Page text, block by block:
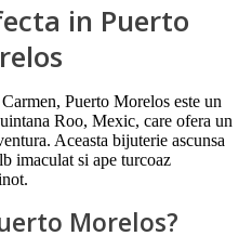
in Puerto
Puerto Morelos este un
Roo, Mexic, care ofera un
Aceasta bijuterie ascunsa
imaculat si ape turcoaz
Morelos?